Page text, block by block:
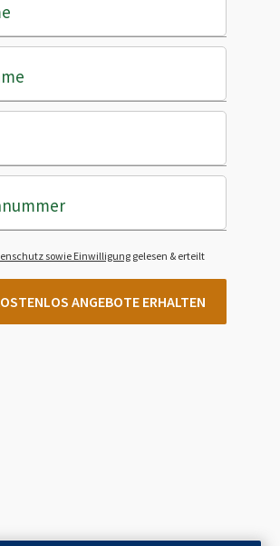
sowie Einwilligung gelesen & erteilt
ANGEBOTE ERHALTEN